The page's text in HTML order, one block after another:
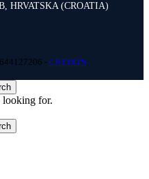
HRVATSKA (CROATIA)
- CREDITS
looking for.